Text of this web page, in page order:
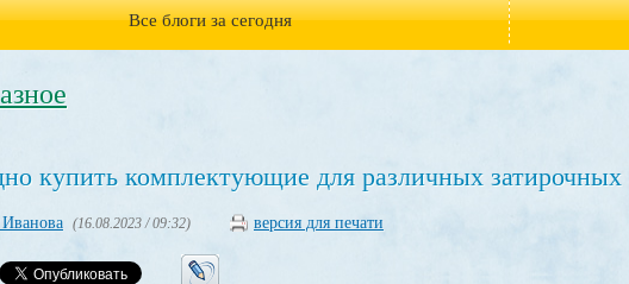
Все блоги за сегодня
купить комплектующие для различных
(16.08.2023 / 09:32) версия для печати